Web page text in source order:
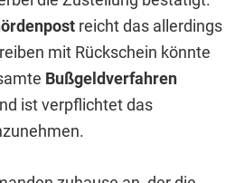
reicht das allerdings
mit Rückschein könnte
Bußgeldverfahren
ist verpflichtet das